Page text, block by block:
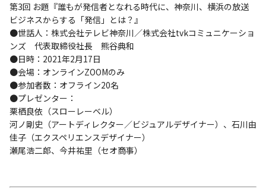
第3回 お題『誰もが発信者となれる時代に、神奈川、横浜の放送
ビジネスからする「発信」とは？』
●世話人：株式会社テレビ神奈川／株式会社tvkコミュニケーショ
ンズ 代表取締役社長 熊谷典和
●日時：2021年2月17日
●会場：オンラインZOOMのみ
●参加者数：オフライン20名
●プレゼンター：
栗栖良依（スローレーベル）
河ノ剛史（アートディレクター／ビジュアルデザイナー）、石川由
佳子（エクスペリエンスデザイナー）
瀬尾浩二郎、今井祐里（セオ商事）